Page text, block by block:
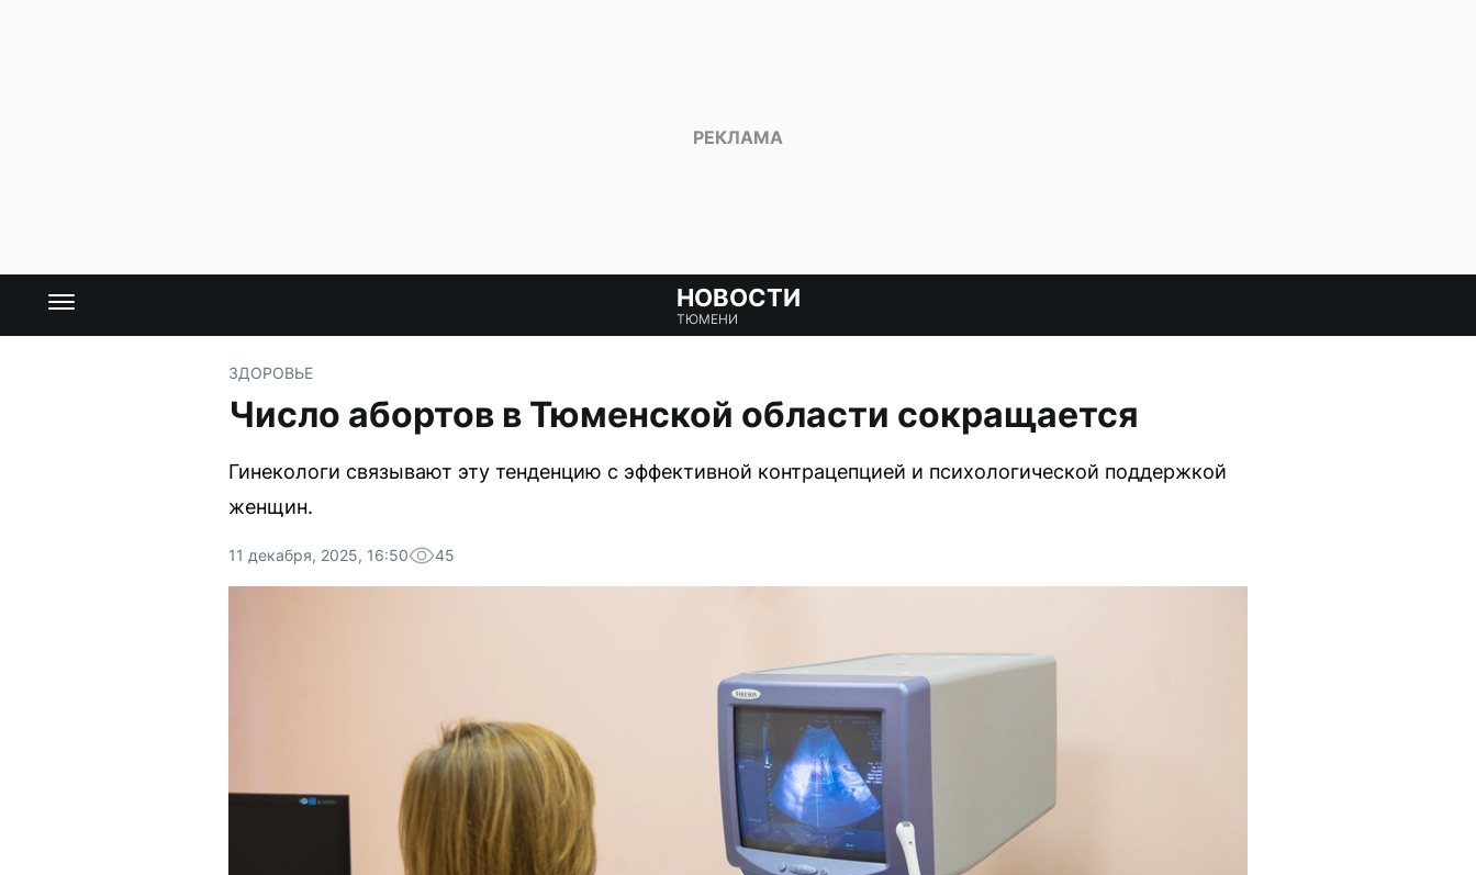
НОВОСТИ
ТЮМЕНИ
ЗДОРОВЬЕ
Число абортов в Тюменской области сокращается
Гинекологи связывают эту тенденцию с эффективной контрацепцией и психологической поддержкой
женщин.
11 декабря, 2025, 16:50 45